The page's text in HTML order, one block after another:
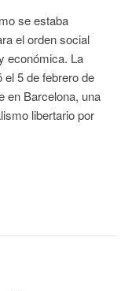
se estaba
el orden social
económica. La
el 5 de febrero de
en Barcelona, una
libertario por